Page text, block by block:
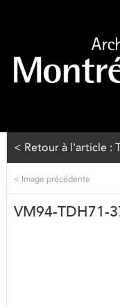
< Retour à l'article :
< Image précédente
VM94-TDH71-